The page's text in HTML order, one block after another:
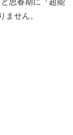
ません。